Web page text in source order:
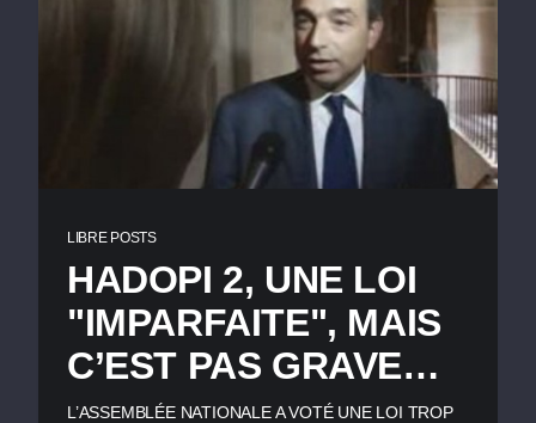
LIBRE POSTS
HADOPI 2, UNE LOI
"IMPARFAITE", MAIS
C’EST PAS GRAVE…
L’ASSEMBLÉE NATIONALE A VOTÉ UNE LOI TROP